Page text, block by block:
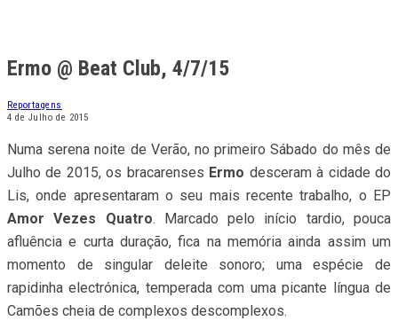
Ermo @ Beat Club, 4/7/15
Reportagens
4 de Julho de 2015
Numa serena noite de Verão, no primeiro Sábado do mês de
Julho de 2015, os bracarenses Ermo desceram à cidade do
Lis, onde apresentaram o seu mais recente trabalho, o EP
Amor Vezes Quatro. Marcado pelo início tardio, pouca
afluência e curta duração, fica na memória ainda assim um
momento de singular deleite sonoro; uma espécie de
rapidinha electrónica, temperada com uma picante língua de
Camões cheia de complexos descomplexos.